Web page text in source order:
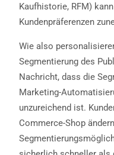
Kaufhistorie, RFM)
Kundenpräferenzen
Wie also
Segmentierung des
Nachricht, dass die
Marketing-
unzureichend ist.
Commerce-Shop